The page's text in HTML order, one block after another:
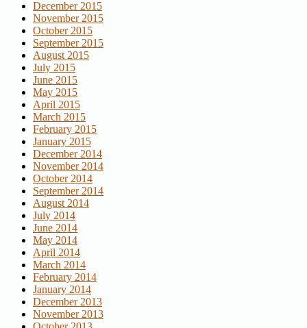
December 2015
November 2015
October 2015
September 2015
August 2015
July 2015
June 2015
May 2015
April 2015
March 2015
February 2015
January 2015
December 2014
November 2014
October 2014
September 2014
August 2014
July 2014
June 2014
May 2014
April 2014
March 2014
February 2014
January 2014
December 2013
November 2013